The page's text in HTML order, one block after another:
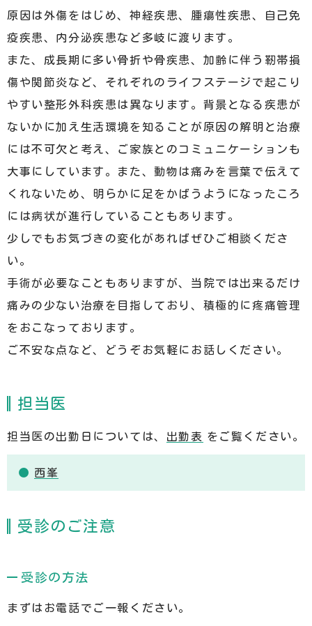
原因は外傷をはじめ、神経疾患、腫瘍性疾患、自己免
疫疾患、内分泌疾患など多岐に渡ります。
また、成長期に多い骨折や骨疾患、加齢に伴う靭帯損
傷や関節炎など、それぞれのライフステージで起こり
やすい整形外科疾患は異なります。背景となる疾患が
ないかに加え生活環境を知ることが原因の解明と治療
には不可欠と考え、ご家族とのコミュニケーションも
大事にしています。また、動物は痛みを言葉で伝えて
くれないため、明らかに足をかばうようになったころ
には病状が進行していることもあります。
少しでもお気づきの変化があればぜひご相談くださ
い。
手術が必要なこともありますが、当院では出来るだけ
痛みの少ない治療を目指しており、積極的に疼痛管理
をおこなっております。
ご不安な点など、どうぞお気軽にお話しください。
担当医
担当医の出勤日については、 出勤表 をご覧ください。
西峯
受診のご注意
受診の方法
まずはお電話でご一報ください。